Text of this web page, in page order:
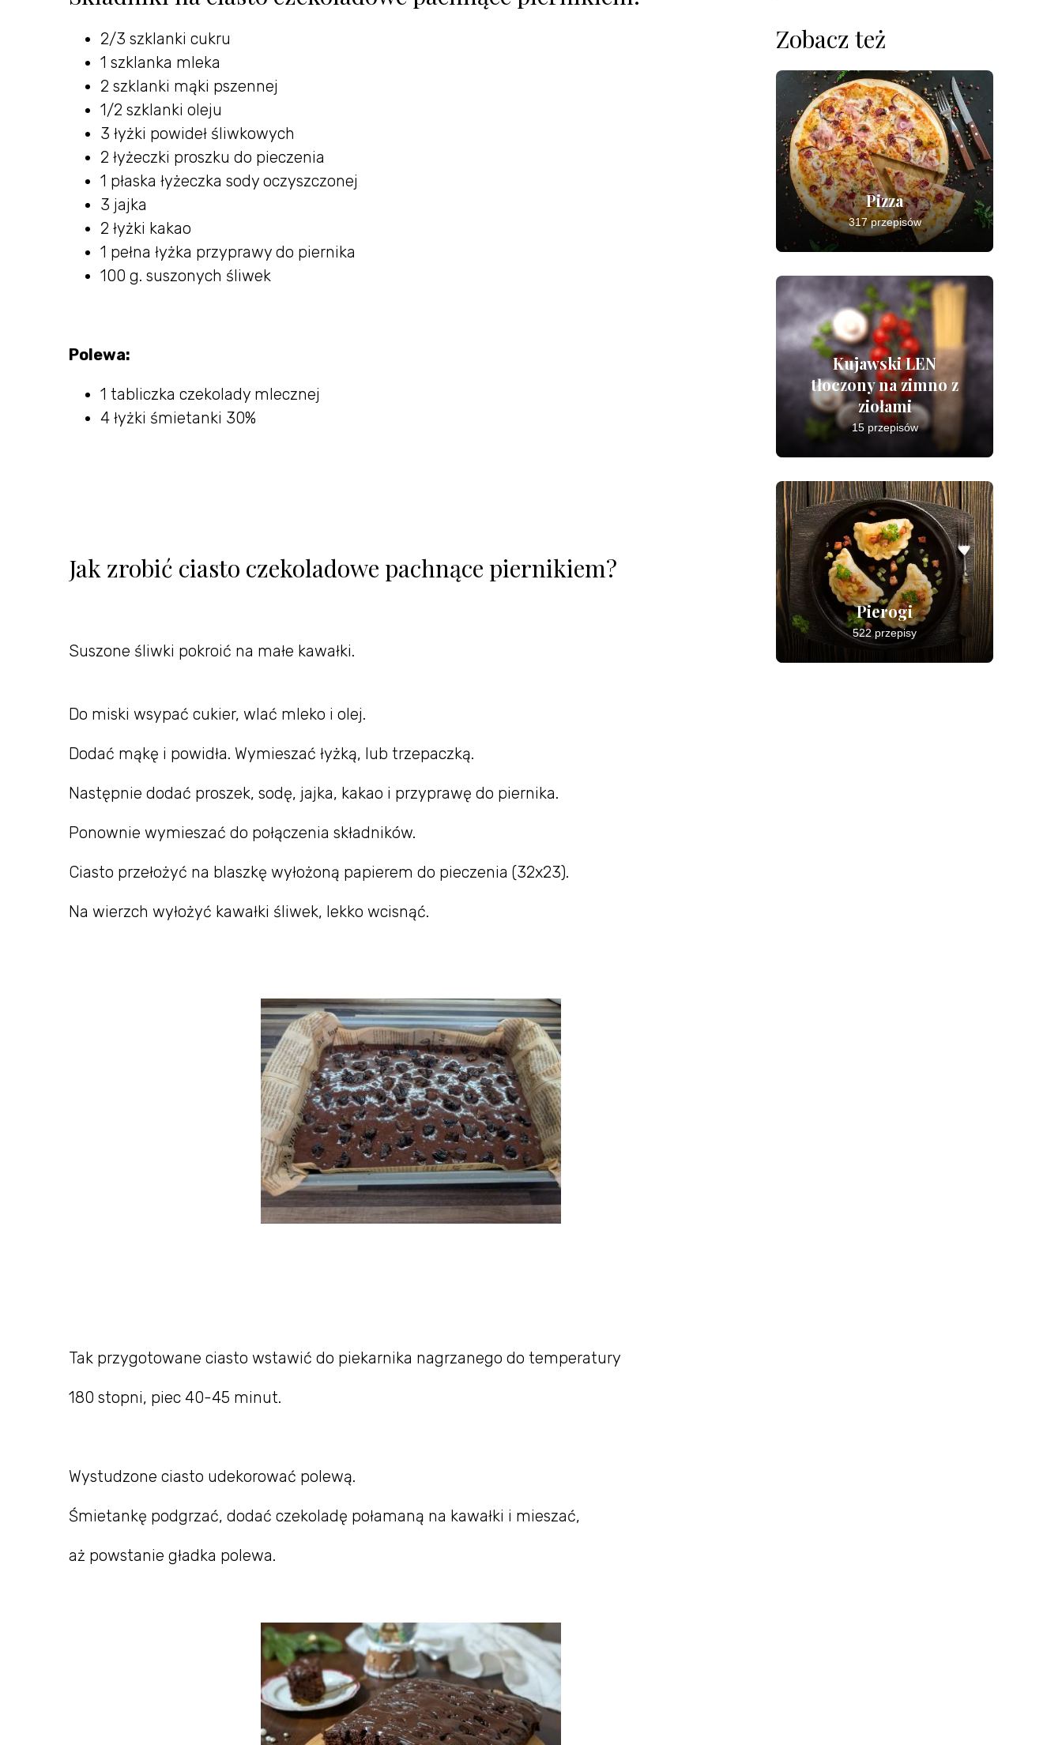
2/3 szklanki cukru
1 szklanka mleka
2 szklanki mąki pszennej
1/2 szklanki oleju
3 łyżki powideł śliwkowych
2 łyżeczki proszku do pieczenia
1 płaska łyżeczka sody oczyszczonej
3 jajka
2 łyżki kakao
1 pełna łyżka przyprawy do piernika
100 g. suszonych śliwek
Polewa:
1 tabliczka czekolady mlecznej
4 łyżki śmietanki 30%
Jak zrobić ciasto czekoladowe pachnące piernikiem?
Suszone śliwki pokroić na małe kawałki.
Do miski wsypać cukier, wlać mleko i olej.
Dodać mąkę i powidła. Wymieszać łyżką, lub trzepaczką.
Następnie dodać proszek, sodę, jajka, kakao i przyprawę do piernika.
Ponownie wymieszać do połączenia składników.
Ciasto przełożyć na blaszkę wyłożoną papierem do pieczenia (32x23).
Na wierzch wyłożyć kawałki śliwek, lekko wcisnąć.
Tak przygotowane ciasto wstawić do piekarnika nagrzanego do temperatury
180 stopni, piec 40-45 minut.
Wystudzone ciasto udekorować polewą.
Śmietankę podgrzać, dodać czekoladę połamaną na kawałki i mieszać,
aż powstanie gładka polewa.
Zobacz też
Pizza
317 przepisów
Kujawski LEN
tłoczony na zimno z
ziołami
15 przepisów
Pierogi
522 przepisy